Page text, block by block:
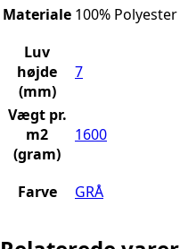
Materiale 100% Polyester
Luv
højde
(mm)
7
Vægt pr.
m2
(gram)
1600
Farve GRÅ